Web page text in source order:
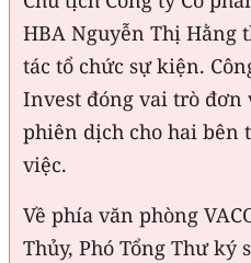
HBA Nguyễn Thị Hằng
tác tổ chức sự kiện.
Invest đóng vai trò đơn
phiên dịch cho hai bên
việc.
Về phía văn phòng
Thủy, Phó Tổng Thư ký